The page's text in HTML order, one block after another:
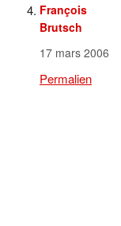
François
Brutsch
17 mars 2006
Permalien